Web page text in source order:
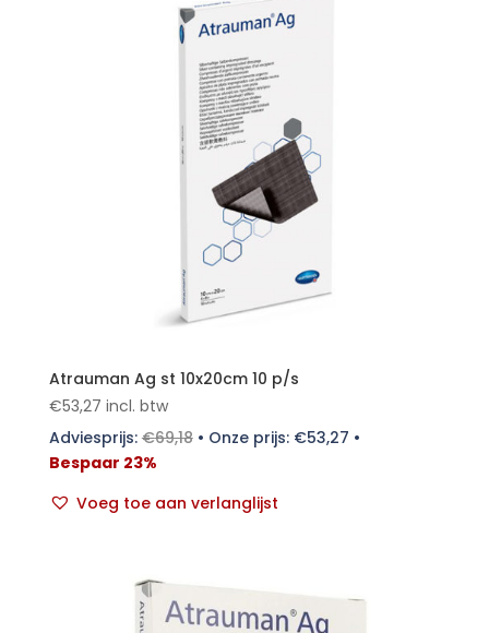
Atrauman Ag st 10x20cm 10 p/s
€53,27 incl. btw
Adviesprijs:€69,18• Onze prijs: €53,27 •
Bespaar 23%
Voeg toe aan verlanglijst